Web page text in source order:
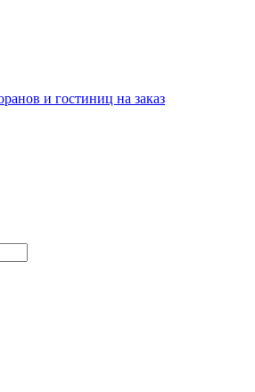
и гостиниц на заказ